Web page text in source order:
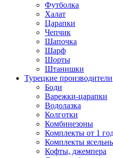
Футболка
Халат
Царапки
Чепчик
Шапочка
Шарф
Шорты
Штанишки
Турецкие производители
Боди
Варежки-царапки
Водолазка
Колготки
Комбинезоны
Комплекты от 1
Комплекты
Кофты, джемпера